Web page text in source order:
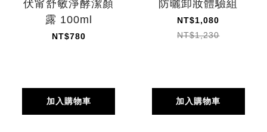
伏甯舒敏淨酵潔顏
露 100ml
NT$780
加入購物車
防曬卸妝體驗組
NT$1,080
NT$1,230
加入購物車